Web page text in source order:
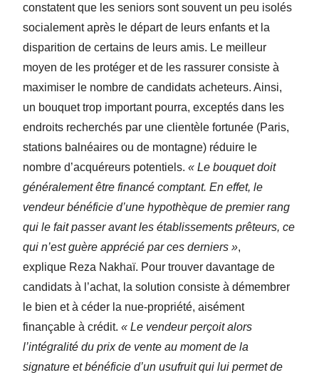
constatent que les seniors sont souvent un peu isolés
socialement après le départ de leurs enfants et la
disparition de certains de leurs amis. Le meilleur
moyen de les protéger et de les rassurer consiste à
maximiser le nombre de candidats acheteurs. Ainsi,
un bouquet trop important pourra, exceptés dans les
endroits recherchés par une clientèle fortunée (Paris,
stations balnéaires ou de montagne) réduire le
nombre d’acquéreurs potentiels. « Le bouquet doit
généralement être financé comptant. En effet, le
vendeur bénéficie d’une hypothèque de premier rang
qui le fait passer avant les établissements prêteurs, ce
qui n’est guère apprécié par ces derniers »,
explique Reza Nakhaï. Pour trouver davantage de
candidats à l’achat, la solution consiste à démembrer
le bien et à céder la nue-propriété, aisément
finançable à crédit. « Le vendeur perçoit alors
l’intégralité du prix de vente au moment de la
signature et bénéficie d’un usufruit qui lui permet de